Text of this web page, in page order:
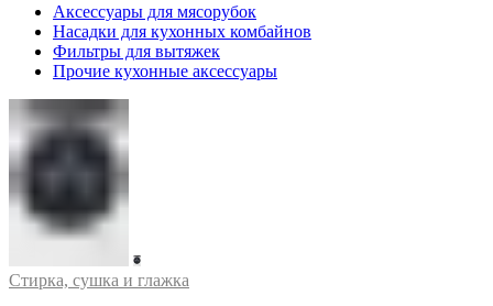
Аксессуары для мясорубок
Насадки для кухонных комбайнов
Фильтры для вытяжек
Прочие кухонные аксессуары
Стирка, сушка и глажка